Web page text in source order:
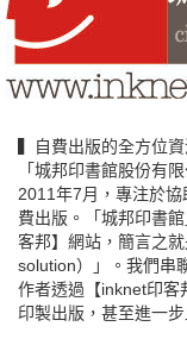
▍自費出版的全方位
「城邦印書館股份有
2011年7月，專注於
費出版。「城邦印書
客邦】網站，簡言之
solution）」。我們串
作者透過【inknet印客
印製出版，甚至進一